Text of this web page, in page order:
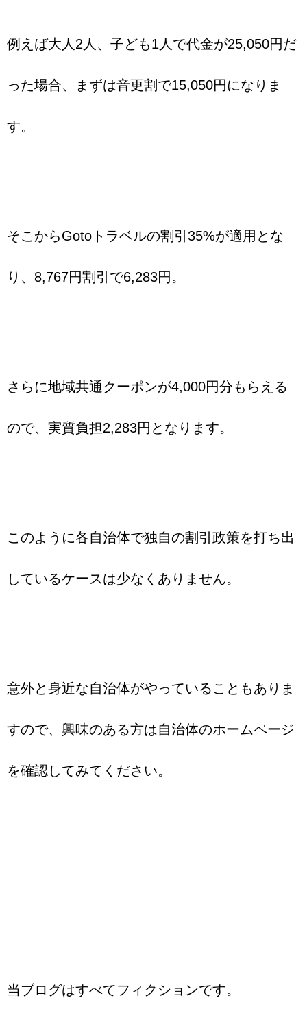
例えば大人2人、子ども1人で代金が25,050円だ
った場合、まずは音更割で15,050円になりま
す。
そこからGotoトラベルの割引35%が適用とな
り、8,767円割引で6,283円。
さらに地域共通クーポンが4,000円分もらえる
ので、実質負担2,283円となります。
このように各自治体で独自の割引政策を打ち出
しているケースは少なくありません。
意外と身近な自治体がやっていることもありま
すので、興味のある方は自治体のホームページ
を確認してみてください。
当ブログはすべてフィクションです。